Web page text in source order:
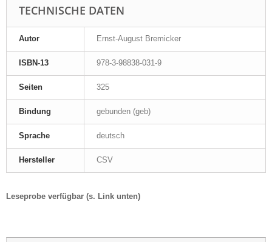
TECHNISCHE DATEN
Autor Ernst-August Bremicker
ISBN-13 978-3-98838-031-9
Seiten 325
Bindung gebunden (geb)
Sprache deutsch
Hersteller CSV
Leseprobe verfügbar (s. Link unten)